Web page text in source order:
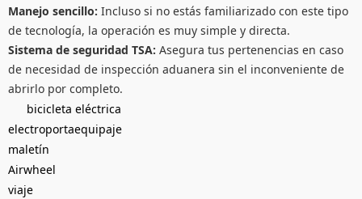
Manejo sencillo: Incluso si no estás familiarizado con este tipo
de tecnología, la operación es muy simple y directa.
Sistema de seguridad TSA: Asegura tus pertenencias en caso
de necesidad de inspección aduanera sin el inconveniente de
abrirlo por completo.
bicicleta eléctrica
electroportaequipaje
maletín
Airwheel
viaje